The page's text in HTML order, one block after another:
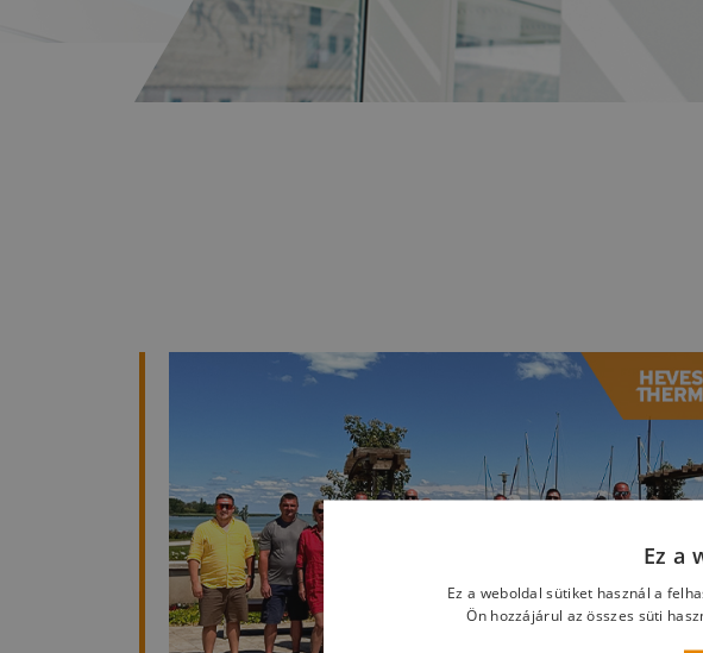
Ez a
Ez a weboldal sütiket használ a
Ön hozzájárul az összes süti